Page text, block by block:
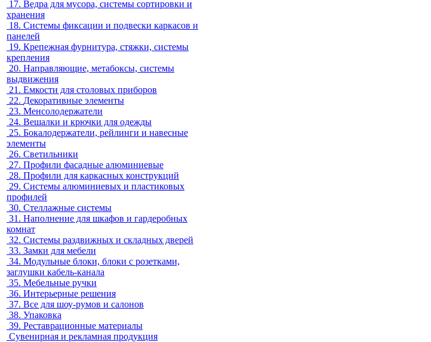
17. Ведра для мусора, системы сортировки и
хранения
18. Системы фиксации и подвески каркасов и
панелей
19. Крепежная фурнитура, стяжки, системы
крепления
20. Направляющие, метабоксы, системы
выдвижения
21. Емкости для столовых приборов
22. Декоративные элементы
23. Менсолодержатели
24. Вешалки и крючки для одежды
25. Бокалодержатели, рейлинги и навесные
элементы
26. Светильники
27. Профили фасадные алюминиевые
28. Профили для каркасных конструкций
29. Системы алюминиевых и пластиковых
профилей
30. Стеллажные системы
31. Наполнение для шкафов и гардеробных
комнат
32. Системы раздвижных и складных дверей
33. Замки для мебели
34. Модульные блоки, блоки с розетками,
заглушки кабель-канала
35. Мебельные ручки
36. Интерьерные решения
37. Все для шоу-румов и салонов
38. Упаковка
39. Реставрационные материалы
Сувенирная и рекламная продукция